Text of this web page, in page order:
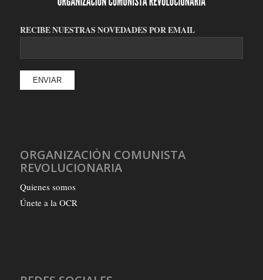
RECIBE NUESTRAS NOVEDADES POR EMAIL
ORGANIZACIÓN COMUNISTA
REVOLUCIONARIA
Quienes somos
Únete a la OCR